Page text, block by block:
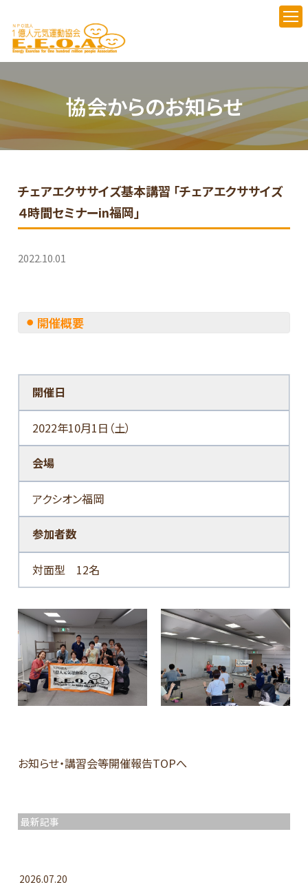
協会からのお知らせ
チェアエクササイズ基本講習 「チェアエクササイズ
４時間セミナーin福岡」
2022.10.01
開催概要
開催日
2022年10月1日（土）
会場
アクシオン福岡
参加者数
対面型 12名
お知らせ・講習会等開催報告TOPへ
最新記事
2026.07.20